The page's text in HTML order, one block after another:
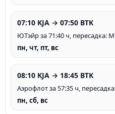
07:10 KJA → 07:50 BTK
ЮТэйр за 71:40 ч, пересадка:
пн, чт, пт, вс
08:10 KJA → 18:45 BTK
Аэрофлот за 57:35 ч,
пн, сб, вс